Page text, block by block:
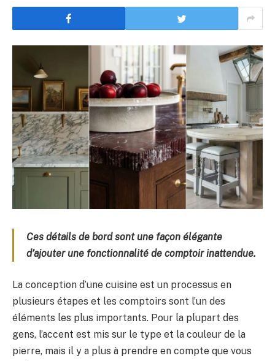
Ces détails de bord sont une façon élégante
d’ajouter une fonctionnalité de comptoir inattendue.
La conception d’une cuisine est un processus en
plusieurs étapes et les comptoirs sont l’un des
éléments les plus importants. Pour la plupart des
gens, l’accent est mis sur le type et la couleur de la
pierre, mais il y a plus à prendre en compte que vous